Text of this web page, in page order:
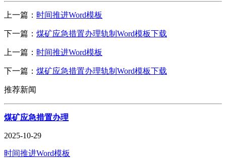
上一篇： 时间推进Word模板
下一篇： 煤矿应急措置办理轨制Word模板下载
上一篇： 时间推进Word模板
下一篇： 煤矿应急措置办理轨制Word模板下载
推荐新闻
煤矿应急措置办理
2025-10-29
时间推进Word模板